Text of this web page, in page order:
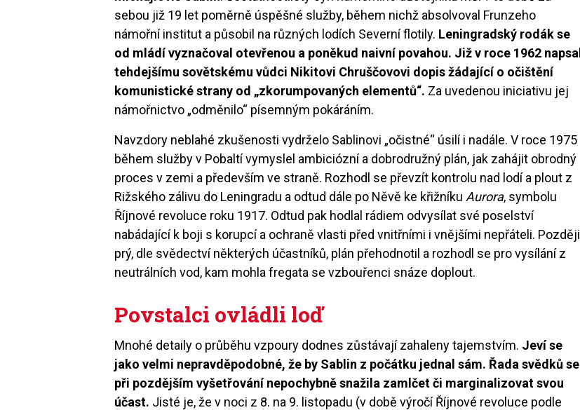
sebou již 19 let poměrně úspěšné služby, během nichž absolvoval Frunzeho
námořní institut a působil na různých lodích Severní flotily. Leningradský rodák se
od mládí vyznačoval otevřenou a poněkud naivní povahou. Již v roce 1962 napsal
tehdejšímu sovětskému vůdci Nikitovi Chruščovovi dopis žádající o očištění
komunistické strany od „zkorumpovaných elementů“. Za uvedenou iniciativu jej
námořnictvo „odměnilo“ písemným pokáráním.
Navzdory neblahé zkušenosti vydrželo Sablinovi „očistné“ úsilí i nadále. V roce 1975
během služby v Pobaltí vymyslel ambiciózní a dobrodružný plán, jak zahájit obrodný
proces v zemi a především ve straně. Rozhodl se převzít kontrolu nad lodí a plout z
Rižského zálivu do Leningradu a odtud dále po Něvě ke křižníku Aurora, symbolu
Říjnové revoluce roku 1917. Odtud pak hodlal rádiem odvysílat své poselství
nabádající k boji s korupcí a ochraně vlasti před vnitřními i vnějšími nepřáteli. Později
prý, dle svědectví některých účastníků, plán přehodnotil a rozhodl se pro vysílání z
neutrálních vod, kam mohla fregata se vzbouřenci snáze doplout.
Povstalci ovládli loď
Mnohé detaily o průběhu vzpoury dodnes zůstávají zahaleny tajemstvím. Jeví se
jako velmi nepravděpodobné, že by Sablin z počátku jednal sám. Řada svědků se
při pozdějším vyšetřování nepochybně snažila zamlčet či marginalizovat svou
účast. Jisté je, že v noci z 8. na 9. listopadu (v době výročí Říjnové revoluce podle